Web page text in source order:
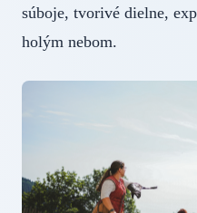
súboje, tvorivé dielne,
holým nebom.